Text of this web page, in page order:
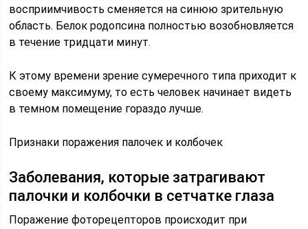
восприимчивость сменяется на синюю зрительную
область. Белок родопсина полностью возобновляется
в течение тридцати минут.
К этому времени зрение сумеречного типа приходит к
своему максимуму, то есть человек начинает видеть
в темном помещение гораздо лучше.
Признаки поражения палочек и колбочек
Заболевания, которые затрагивают
палочки и колбочки в сетчатке глаза
Поражение фоторецепторов происходит при